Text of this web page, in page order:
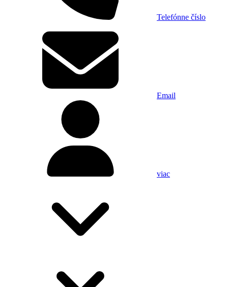
Telefónne číslo
Email
viac